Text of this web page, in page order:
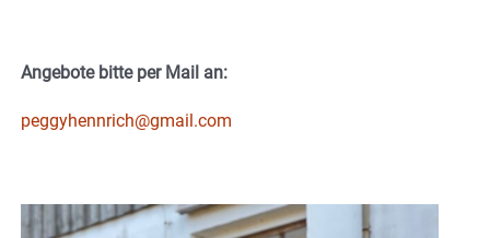
Angebote bitte per Mail an:
peggyhennrich@gmail.com